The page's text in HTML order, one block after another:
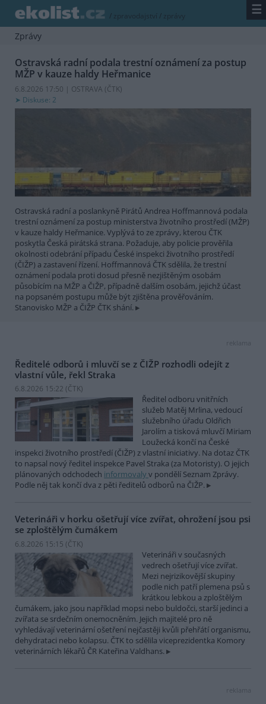
/ zpravodajství / zprávy ☰
Zprávy
Ostravská radní podala trestní oznámení za postup
MŽP v kauze haldy Heřmanice
6.8.2026 17:50 | OSTRAVA (ČTK)
Diskuse: 2
Ostravská radní a poslankyně Pirátů Andrea Hoffmannová podala
trestní oznámení za postup ministerstva životního prostředí (MŽP)
v kauze haldy Heřmanice. Vyplývá to ze zprávy, kterou ČTK
poskytla Česká pirátská strana. Požaduje, aby policie prověřila
okolnosti odebrání případu České inspekci životního prostředí
(ČIŽP) a zastavení řízení. Hoffmannová ČTK sdělila, že trestní
oznámení podala proti dosud přesně nezjištěným osobám
působícím na MŽP a ČIŽP, případně dalším osobám, jejichž účast
na popsaném postupu může být zjištěna prověřováním.
Stanovisko MŽP a ČIŽP ČTK shání.
reklama
Ředitelé odborů i mluvčí se z ČIŽP rozhodli odejít z
vlastní vůle, řekl Straka
6.8.2026 15:22 (ČTK)
Ředitel odboru vnitřních
služeb Matěj Mrlina, vedoucí
služebního úřadu Oldřich
Jarolím a tisková mluvčí Miriam
Loužecká končí na České
inspekci životního prostředí (ČIŽP) z vlastní iniciativy. Na dotaz ČTK
to napsal nový ředitel inspekce Pavel Straka (za Motoristy). O jejich
plánovaných odchodech informovaly v pondělí Seznam Zprávy.
Podle něj tak končí dva z pěti ředitelů odborů na ČIŽP.
Veterináři v horku ošetřují více zvířat, ohrožení jsou psi
se zploštělým čumákem
6.8.2026 15:15 (ČTK)
Veterináři v současných
vedrech ošetřují více zvířat.
Mezi nejrizikovější skupiny
podle nich patří plemena psů s
krátkou lebkou a zploštělým
čumákem, jako jsou například mopsi nebo buldočci, starší jedinci a
zvířata se srdečním onemocněním. Jejich majitelé pro ně
vyhledávají veterinární ošetření nejčastěji kvůli přehřátí organismu,
dehydrataci nebo kolapsu. ČTK to sdělila viceprezidentka Komory
veterinárních lékařů ČR Kateřina Valdhans.
reklama